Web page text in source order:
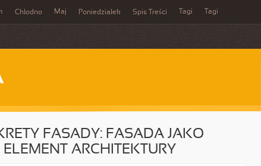
Chłodno Maj Poniedziałek Spis Treści Tagi Tagi
FASADY: FASADA JAKO
ARCHITEKTURY